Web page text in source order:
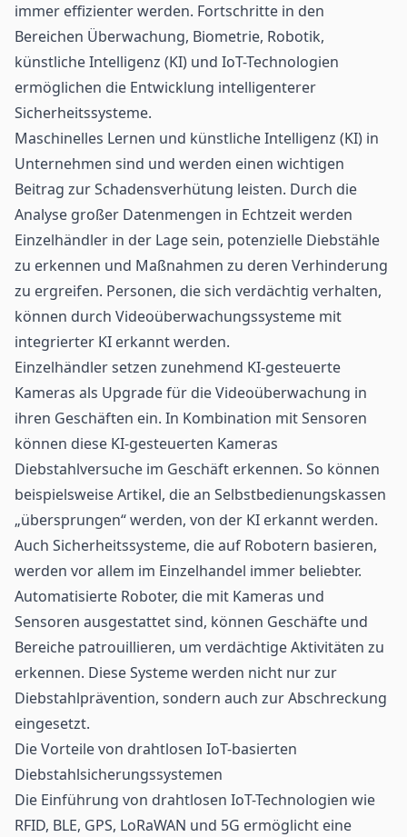
immer effizienter werden. Fortschritte in den
Bereichen Überwachung, Biometrie, Robotik,
künstliche Intelligenz (KI) und IoT-Technologien
ermöglichen die Entwicklung intelligenterer
Sicherheitssysteme.
Maschinelles Lernen und künstliche Intelligenz (KI) in
Unternehmen sind und werden einen wichtigen
Beitrag zur Schadensverhütung leisten. Durch die
Analyse großer Datenmengen in Echtzeit werden
Einzelhändler in der Lage sein, potenzielle Diebstähle
zu erkennen und Maßnahmen zu deren Verhinderung
zu ergreifen. Personen, die sich verdächtig verhalten,
können durch Videoüberwachungssysteme mit
integrierter KI erkannt werden.
Einzelhändler setzen zunehmend KI-gesteuerte
Kameras als Upgrade für die Videoüberwachung in
ihren Geschäften ein. In Kombination mit Sensoren
können diese KI-gesteuerten Kameras
Diebstahlversuche im Geschäft erkennen. So können
beispielsweise Artikel, die an Selbstbedienungskassen
„übersprungen“ werden, von der KI erkannt werden.
Auch Sicherheitssysteme, die auf Robotern basieren,
werden vor allem im Einzelhandel immer beliebter.
Automatisierte Roboter, die mit Kameras und
Sensoren ausgestattet sind, können Geschäfte und
Bereiche patrouillieren, um verdächtige Aktivitäten zu
erkennen. Diese Systeme werden nicht nur zur
Diebstahlprävention, sondern auch zur Abschreckung
eingesetzt.
Die Vorteile von drahtlosen IoT-basierten
Diebstahlsicherungssystemen
Die Einführung von drahtlosen IoT-Technologien wie
RFID, BLE, GPS, LoRaWAN und 5G ermöglicht eine